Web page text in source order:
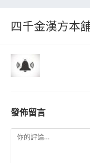
四千金漢方本
發佈留言